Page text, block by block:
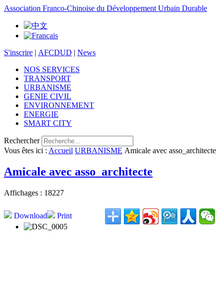
Association Franco-Chinoise du Développement Urbain Durable
S'inscrire | AFCDUD | News
NOS SERVICES
TRANSPORT
URBANISME
GENIE CIVIL
ENVIRONNEMENT
ENERGIE
SMART CITY
Rechercher
Vous êtes ici : Accueil URBANISME Amicale avec asso_architecte
Amicale avec asso_architecte
Affichages : 18227
Print
Download